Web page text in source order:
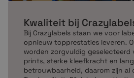
Kwaliteit bij
Bij Crazylabels staan we voor
opnieuw topprestaties leveren.
worden zorgvuldig geselecteerd
prints, sterke kleefkracht en
betrouwbaarheid, daarom zijn al